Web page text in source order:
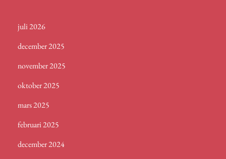
juli 2026
december 2025
november 2025
oktober 2025
mars 2025
februari 2025
december 2024